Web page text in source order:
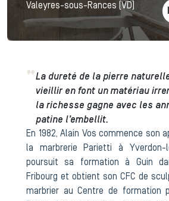
Valeyres-sous-Rances (VD)
La dureté de la pierre
vieillir en font un matériau
la richesse gagne avec les
patine l’embellit.
En 1982, Alain Vos commence son
la marbrerie Parietti à Yverdon-
poursuit sa formation à Guin
Fribourg et obtient son CFC de
marbrier au Centre de formation